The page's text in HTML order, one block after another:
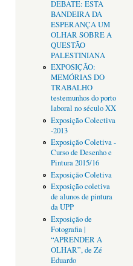
DEBATE: ESTA
BANDEIRA DA
ESPERANÇA UM
OLHAR SOBRE A
QUESTÃO
PALESTINIANA
EXPOSIÇÃO:
MEMÓRIAS DO
TRABALHO
testemunhos do porto
laboral no século XX
Exposição Colectiva
-2013
Exposição Coletiva -
Curso de Desenho e
Pintura 2015/16
Exposição Coletiva
Exposição coletiva
de alunos de pintura
da UPP
Exposição de
Fotografia |
“APRENDER A
OLHAR”, de Zé
Eduardo